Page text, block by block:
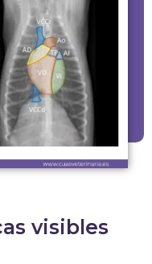
visibles